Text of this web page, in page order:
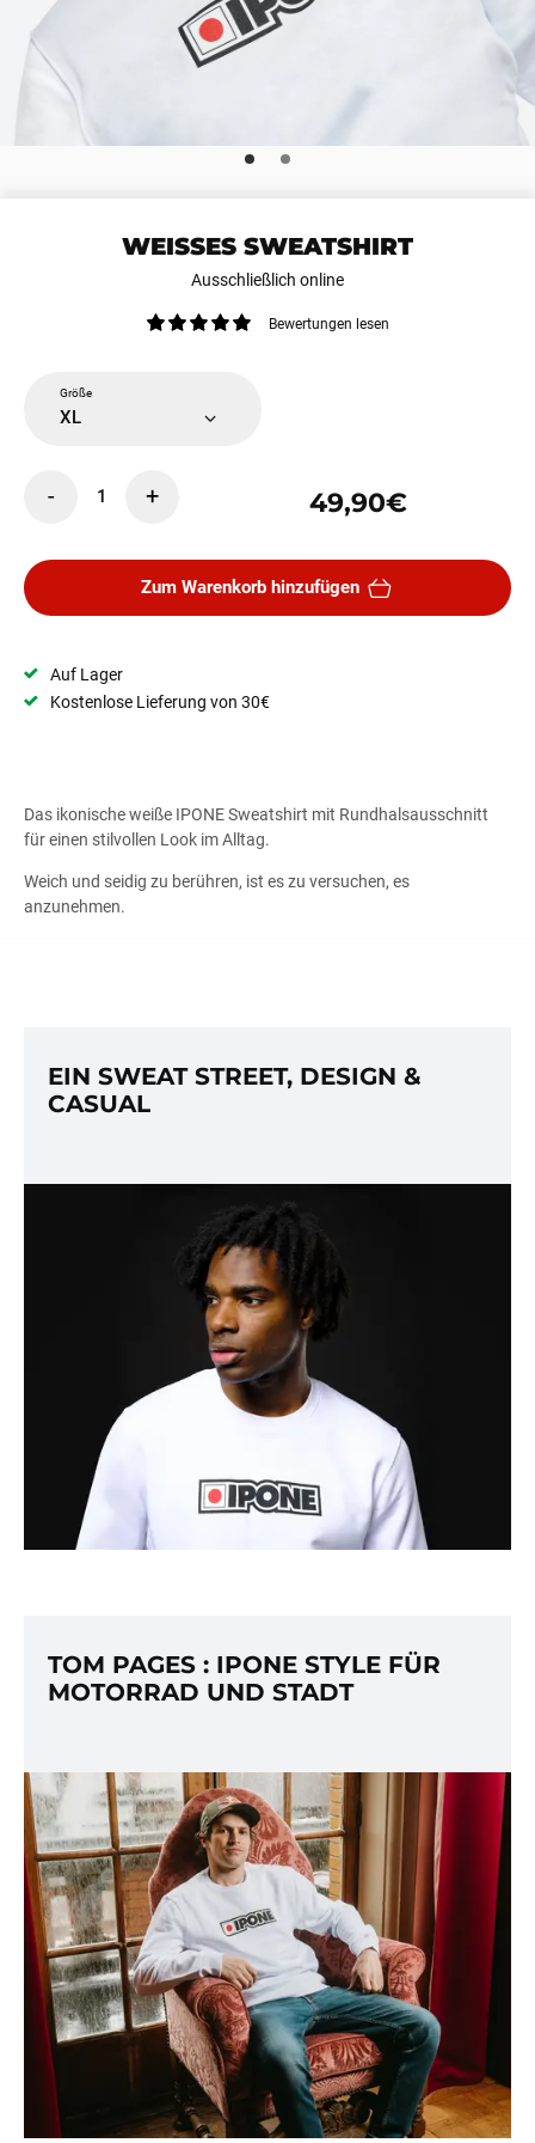
WEISSES SWEATSHIRT
Ausschließlich online
Bewertungen lesen
Größe
XL
- 1 + 49,90€
Zum Warenkorb hinzufügen
Auf Lager
Kostenlose Lieferung von 30€
Das ikonische weiße IPONE Sweatshirt mit Rundhalsausschnitt
für einen stilvollen Look im Alltag.
Weich und seidig zu berühren, ist es zu versuchen, es
anzunehmen.
EIN SWEAT STREET, DESIGN &
CASUAL
TOM PAGES : IPONE STYLE FÜR
MOTORRAD UND STADT